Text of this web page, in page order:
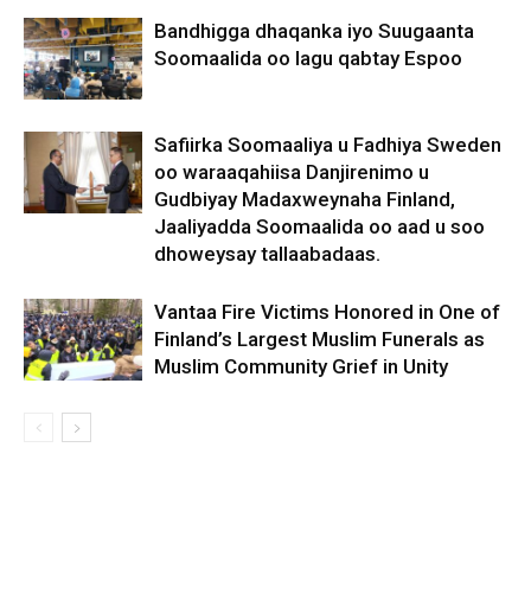
Bandhigga dhaqanka iyo Suugaanta
Soomaalida oo lagu qabtay Espoo
Safiirka Soomaaliya u Fadhiya Sweden
oo waraaqahiisa Danjirenimo u
Gudbiyay Madaxweynaha Finland,
Jaaliyadda Soomaalida oo aad u soo
dhoweysay tallaabadaas.
Vantaa Fire Victims Honored in One of
Finland’s Largest Muslim Funerals as
Muslim Community Grief in Unity